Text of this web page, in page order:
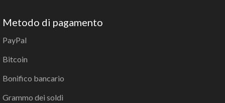
Metodo di pagamento
PayPal
Bitcoin
Bonifico bancario
Grammo dei soldi